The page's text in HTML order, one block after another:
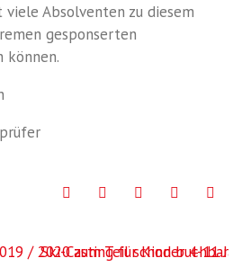
Absolventen zu diesem
gesponserten
können.
FacebookTwitter Google+LinkedIn
/ 2020 zum Teil schon buchbar!
Ski-Casting für Kinder 4-11